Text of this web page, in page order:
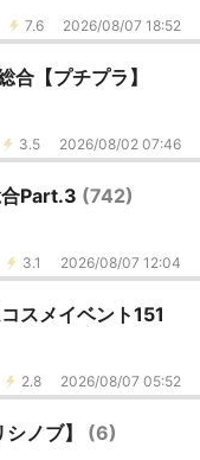
7.6 2026/08/07 18:52
合【プチプラ】
3.5 2026/08/02 07:46
合Part.3 (742)
3.1 2026/08/07 12:04
スメイベント151
2.8 2026/08/07 05:52
ノブ】 (6)